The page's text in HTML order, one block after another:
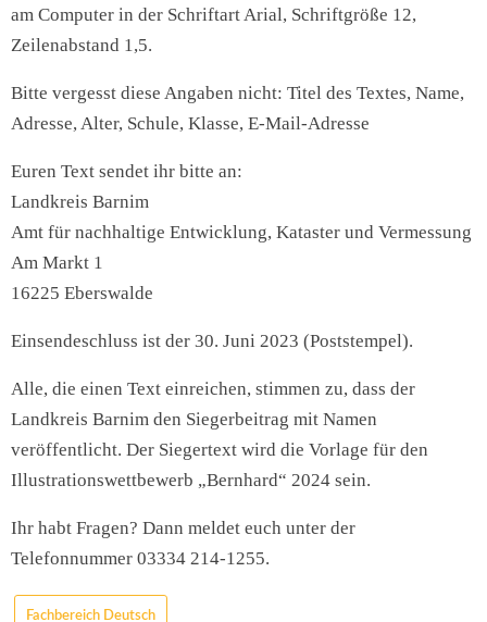
am Computer in der Schriftart Arial, Schriftgröße 12,
Zeilenabstand 1,5.
Bitte vergesst diese Angaben nicht: Titel des Textes, Name,
Adresse, Alter, Schule, Klasse, E-Mail-Adresse
Euren Text sendet ihr bitte an:
Landkreis Barnim
Amt für nachhaltige Entwicklung, Kataster und Vermessung
Am Markt 1
16225 Eberswalde
Einsendeschluss ist der 30. Juni 2023 (Poststempel).
Alle, die einen Text einreichen, stimmen zu, dass der
Landkreis Barnim den Siegerbeitrag mit Namen
veröffentlicht. Der Siegertext wird die Vorlage für den
Illustrationswettbewerb „Bernhard“ 2024 sein.
Ihr habt Fragen? Dann meldet euch unter der
Telefonnummer 03334 214-1255.
Fachbereich Deutsch